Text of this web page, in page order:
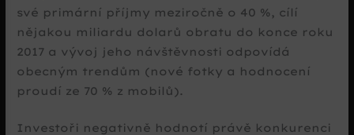
své primární příjmy meziročně o 40 %, cílí
nějakou miliardu dolarů obratu do konce roku
2017 a vývoj jeho návštěvnosti odpovídá
obecným trendům (nové fotky a hodnocení
proudí ze 70 % z mobilů).
Investoři negativně hodnotí právě konkurenci